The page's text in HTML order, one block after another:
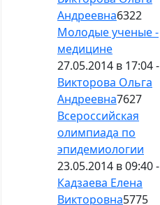
Андреевна6322
Молодые ученые -
медицине
27.05.2014 в 17:04 -
Викторова Ольга
Андреевна7627
Всероссийская
олимпиада по
эпидемиологии
23.05.2014 в 09:40 -
Кадзаева Елена
Викторовна5775